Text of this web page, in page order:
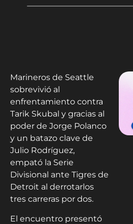
Marineros de Seattle
sobrevivió al
enfrentamiento contra
Tarik Skubal y gracias al
poder de Jorge Polanco
y un batazo clave de
Julio Rodríguez,
empató la Serie
Divisional ante Tigres de
Detroit al derrotarlos
tres carreras por dos.
El encuentro presentó